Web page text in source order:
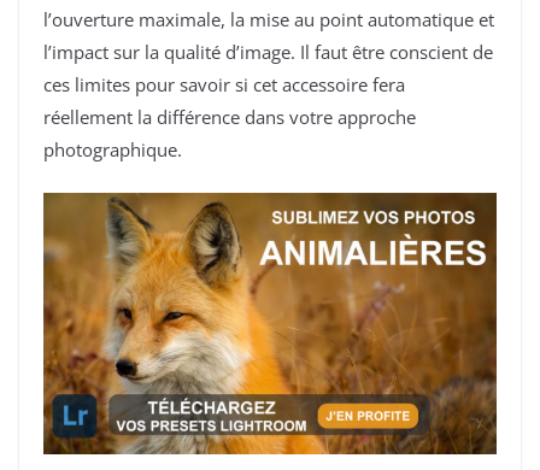
l’ouverture maximale, la mise au point automatique et
l’impact sur la qualité d’image. Il faut être conscient de
ces limites pour savoir si cet accessoire fera
réellement la différence dans votre approche
photographique.